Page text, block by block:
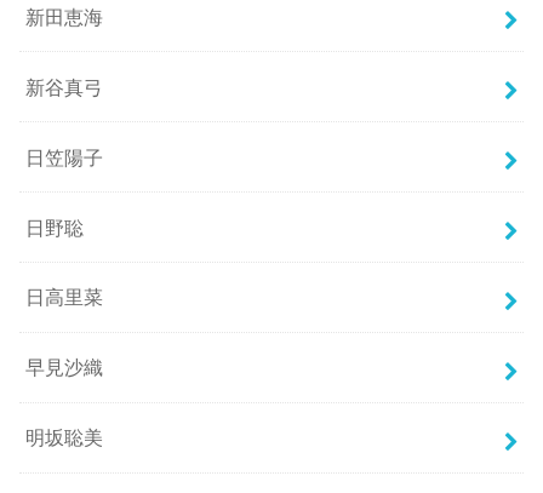
新田恵海
新谷真弓
日笠陽子
日野聡
日高里菜
早見沙織
明坂聡美